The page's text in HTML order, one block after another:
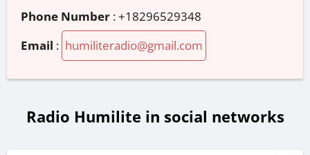
Phone Number :+18296529348
Email : humiliteradio@gmail.com
Radio Humilite in social networks